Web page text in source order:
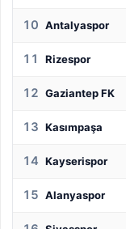
10 Antalyaspor
11 Rizespor
12 Gaziantep FK
13 Kasımpaşa
14 Kayserispor
15 Alanyaspor